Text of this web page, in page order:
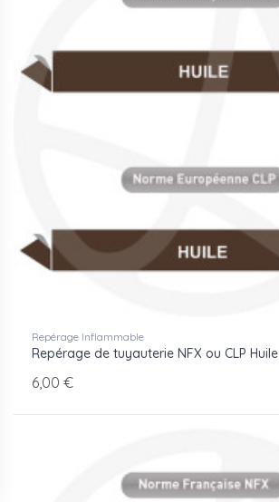
Repérage Inflammable
Repérage de tuyauterie NFX ou CLP Huile
6,00 €